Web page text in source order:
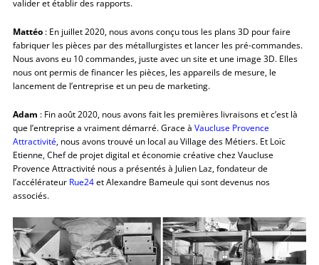
valider et établir des rapports.
Mattéo : En juillet 2020, nous avons conçu tous les plans 3D pour faire
fabriquer les pièces par des métallurgistes et lancer les pré-commandes.
Nous avons eu 10 commandes, juste avec un site et une image 3D. Elles
nous ont permis de financer les pièces, les appareils de mesure, le
lancement de l’entreprise et un peu de marketing.
Adam : Fin août 2020, nous avons fait les premières livraisons et c’est là
que l’entreprise a vraiment démarré. Grace àVaucluse Provence
Attractivité , nous avons trouvé un local au Village des Métiers. Et Loïc
Etienne, Chef de projet digital et économie créative chez Vaucluse
Provence Attractivité nous a présentés à Julien Laz, fondateur de
l’accélérateur Rue24et Alexandre Bameule qui sont devenus nos
associés.